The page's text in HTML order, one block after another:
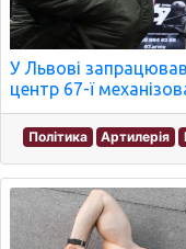
У Львові
центр 67-ї
Політика Артилерія